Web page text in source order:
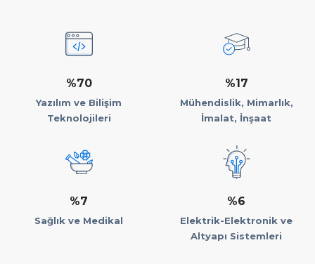
%70
Yazılım ve Bilişim
Teknolojileri
%17
Mühendislik, Mimarlık,
İmalat, İnşaat
%7
Sağlık ve Medikal
%6
Elektrik-Elektronik ve
Altyapı Sistemleri